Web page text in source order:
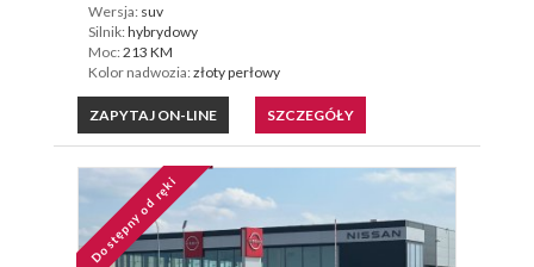
Wersja: suv
Silnik: hybrydowy
Moc: 213 KM
Kolor nadwozia: złoty perłowy
ZAPYTAJ ON-LINE SZCZEGÓŁY
Dostępny od ręki